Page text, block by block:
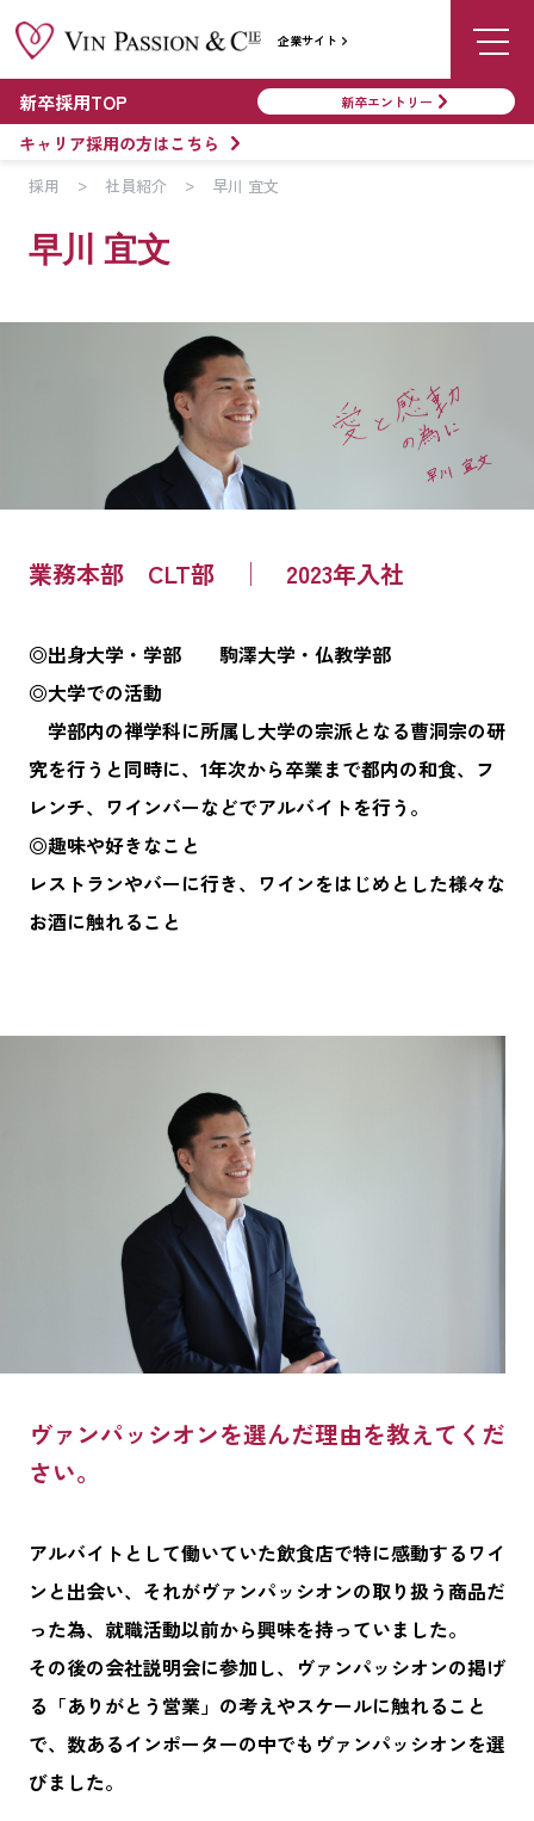
企業サイト
新卒採用TOP 新卒エントリー
キャリア採用の方はこちら
採用 社員紹介 早川 宜文
早川 宜文
業務本部 CLT部 │ 2023年入社
◎出身大学・学部 駒澤大学・仏教学部
◎大学での活動
学部内の禅学科に所属し大学の宗派となる曹洞宗の研
究を行うと同時に、1年次から卒業まで都内の和食、フ
レンチ、ワインバーなどでアルバイトを行う。
◎趣味や好きなこと
レストランやバーに行き、ワインをはじめとした様々な
お酒に触れること
ヴァンパッシオンを選んだ理由を教えてくだ
さい。
アルバイトとして働いていた飲食店で特に感動するワイ
ンと出会い、それがヴァンパッシオンの取り扱う商品だ
った為、就職活動以前から興味を持っていました。
その後の会社説明会に参加し、ヴァンパッシオンの掲げ
る「ありがとう営業」の考えやスケールに触れること
で、数あるインポーターの中でもヴァンパッシオンを選
びました。